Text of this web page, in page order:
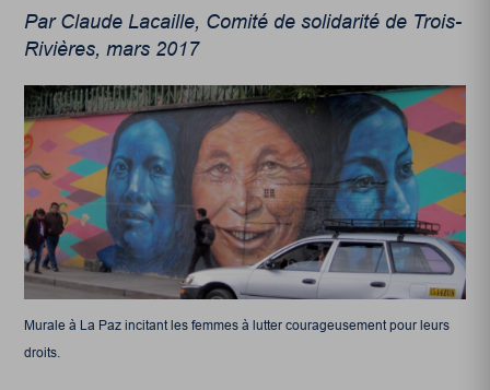
Par Claude Lacaille, Comité de solidarité de Trois-
Rivières, mars 2017
Murale à La Paz incitant les femmes à lutter courageusement pour leurs
droits.